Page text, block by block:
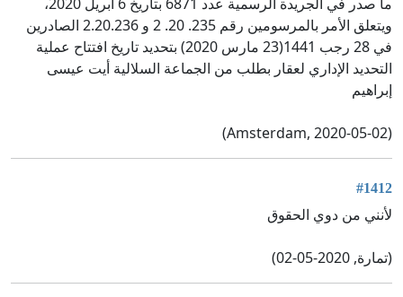
ويتعلق الأمر بالمرسومين رقم 235. 20. 2 و 2.20.236 الصادرين
في 28 رجب 1441(23 مارس 2020) بتحديد تاريخ افتتاح عملية
التحديد الإداري لعقار بطلب من الجماعة السلالية أيت عيسى
إبراهيم
(Amsterdam, 2020-05-02)
#1412
لأنني من دوي الحقوق
(تمارة, 2020-05-02)